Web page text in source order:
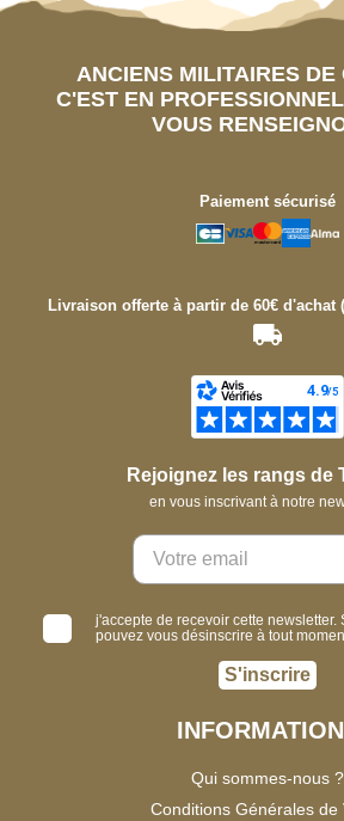
ANCIENS MILITAIRES DE
C'EST EN
VOUS
Paiement sécurisé
Livraison offerte à partir de 60€ d'achat
Rejoignez les rangs de
en vous inscrivant à notre
j'accepte de recevoir cette newsletter.
pouvez vous désinscrire à tout
S'inscrire
Qui sommes-nous ?
Conditions Générales de